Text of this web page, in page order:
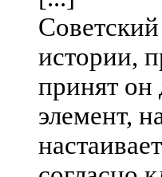
истории,
принят он
элемент,